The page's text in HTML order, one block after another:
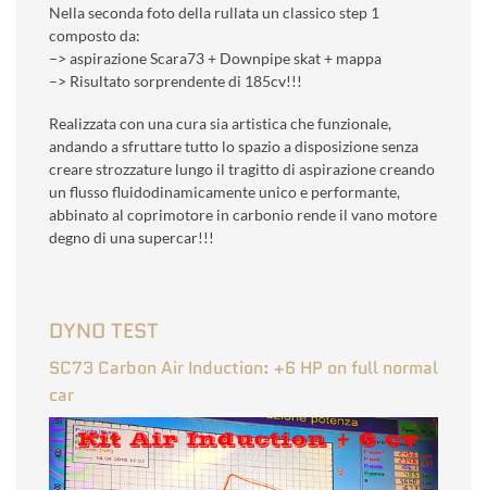
Nella seconda foto della rullata un classico step 1
composto da:
–> aspirazione Scara73 + Downpipe skat + mappa
–> Risultato sorprendente di 185cv!!!
Realizzata con una cura sia artistica che funzionale,
andando a sfruttare tutto lo spazio a disposizione senza
creare strozzature lungo il tragitto di aspirazione creando
un flusso fluidodinamicamente unico e performante,
abbinato al coprimotore in carbonio rende il vano motore
degno di una supercar!!!
DYNO TEST
SC73 Carbon Air Induction: +6 HP on full normal
car